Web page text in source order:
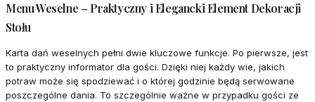
Menu Weselne – Praktyczny i Elegancki Element Dekoracji
Stołu
Karta dań weselnych pełni dwie kluczowe funkcje. Po pierwsze, jest
to praktyczny informator dla gości. Dzięki niej każdy wie, jakich
potraw może się spodziewać i o której godzinie będą serwowane
poszczególne dania. To szczególnie ważne w przypadku gości ze